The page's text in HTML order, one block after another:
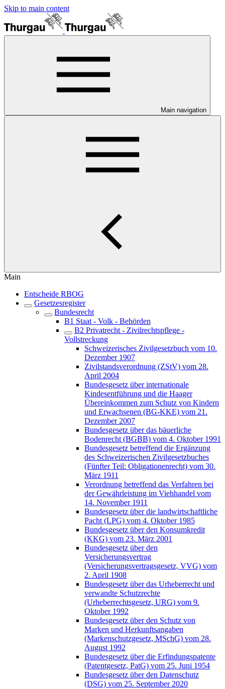
Skip to main content
Main navigation
Main
Entscheide RBOG
Gesetzesregister
Bundesrecht
B1 Staat - Volk - Behörden
B2 Privatrecht - Zivilrechtspflege -
Vollstreckung
Schweizerisches Zivilgesetzbuch vom 10.
Dezember 1907
Zivilstandsverordnung (ZStV) vom 28.
April 2004
Bundesgesetz über internationale
Kindesentführung und die Haager
Übereinkommen zum Schutz von Kindern
und Erwachsenen (BG-KKE) vom 21.
Dezember 2007
Bundesgesetz über das bäuerliche
Bodenrecht (BGBB) vom 4. Oktober 1991
Bundesgesetz betreffend die Ergänzung
des Schweizerischen Zivilgesetzbuches
(Fünfter Teil: Obligationenrecht) vom 30.
März 1911
Verordnung betreffend das Verfahren bei
der Gewährleistung im Viehhandel vom
14. November 1911
Bundesgesetz über die landwirtschaftliche
Pacht (LPG) vom 4. Oktober 1985
Bundesgesetz über den Konsumkredit
(KKG) vom 23. März 2001
Bundesgesetz über den
Versicherungsvertrag
(Versicherungsvertragsgesetz, VVG) vom
2. April 1908
Bundesgesetz über das Urheberrecht und
verwandte Schutzrechte
(Urheberrechtsgesetz, URG) vom 9.
Oktober 1992
Bundesgesetz über den Schutz von
Marken und Herkunftsangaben
(Markenschutzgesetz, MSchG) vom 28.
August 1992
Bundesgesetz über die Erfindungspatente
(Patentgesetz, PatG) vom 25. Juni 1954
Bundesgesetz über den Datenschutz
(DSG) vom 25. September 2020